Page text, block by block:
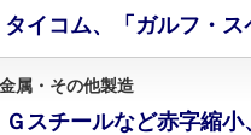
タイコム、「ガルフ・
金属・その他製造
Ｇスチールなど赤字縮